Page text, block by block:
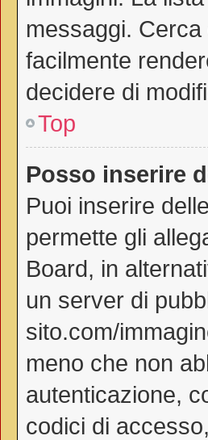
messaggi.
facilmente
decidere di
Top
Posso inserire
Puoi inserire
permette gli
Board, in
un server di
sito.com/
meno che non
autenticazione,
codici di